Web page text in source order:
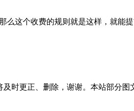
这个收费的规则就是这样，就能提
时更正、删除，谢谢。本站部分图